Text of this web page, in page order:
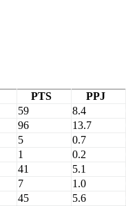
PTS PPJ
59 8.4
96 13.7
5 0.7
1 0.2
41 5.1
7 1.0
45 5.6